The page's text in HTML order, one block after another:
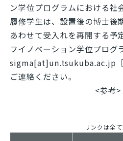
ン学位プログラムにおける社
履修学生は、設置後の博士後
あわせて受入れを再開する予
フイノベーション学位プログ
sigma[at]un.tsukuba.ac.jp ［
ご連絡く
<参考
リンクは全